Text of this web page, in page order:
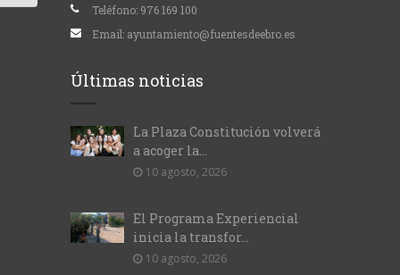
Teléfono: 976 169 100
Email: ayuntamiento@fuentesdeebro.es
Últimas noticias
La Plaza Constitución volverá
a acoger la...
10 agosto, 2026
El Programa Experiencial
inicia la transfor...
10 agosto, 2026